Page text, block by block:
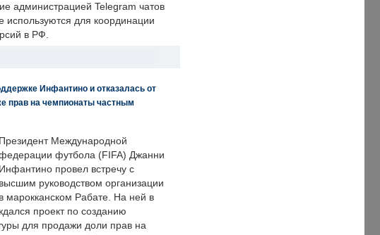
администрацией Telegram чатов
используются для координации
в РФ.
Инфантино и отказалась от
прав на чемпионаты частным
Президент Международной
футбола (FIFA) Джанни
Инфантино провел встречу с
высшим руководством организации
в марокканском Рабате. На ней в
проект по созданию
для продажи доли прав на